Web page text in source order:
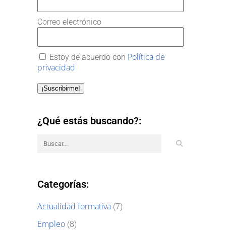
Correo electrónico
Estoy de acuerdo con Política de
privacidad
¡Suscribirme!
¿Qué estás buscando?:
Categorías:
Actualidad formativa (7)
Empleo (8)